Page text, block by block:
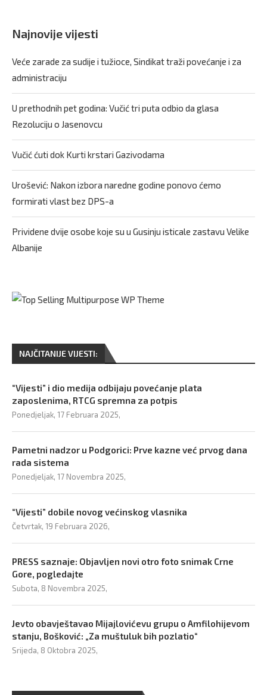
Najnovije vijesti
Veće zarade za sudije i tužioce, Sindikat traži povećanje i za
administraciju
U prethodnih pet godina: Vučić tri puta odbio da glasa
Rezoluciju o Jasenovcu
Vučić ćuti dok Kurti krstari Gazivodama
Urošević: Nakon izbora naredne godine ponovo ćemo
formirati vlast bez DPS-a
Prividene dvije osobe koje su u Gusinju isticale zastavu Velike
Albanije
NAJČITANIJE VIJESTI:
“Vijesti” i dio medija odbijaju povećanje plata
zaposlenima, RTCG spremna za potpis
Ponedjeljak, 17 Februara 2025,
Pametni nadzor u Podgorici: Prve kazne već prvog dana
rada sistema
Ponedjeljak, 17 Novembra 2025,
“Vijesti” dobile novog većinskog vlasnika
Četvrtak, 19 Februara 2026,
PRESS saznaje: Objavljen novi otro foto snimak Crne
Gore, pogledajte
Subota, 8 Novembra 2025,
Jevto obavještavao Mijajlovićevu grupu o Amfilohijevom
stanju, Bošković: „Za muštuluk bih pozlatio“
Srijeda, 8 Oktobra 2025,